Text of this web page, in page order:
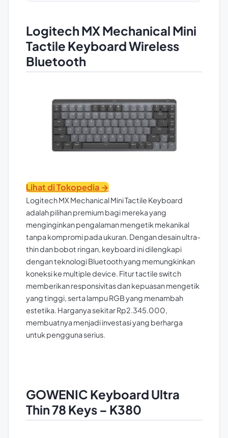
Logitech MX Mechanical Mini
Tactile Keyboard Wireless
Bluetooth
Lihat di Tokopedia →
Logitech MX Mechanical Mini Tactile Keyboard
adalah pilihan premium bagi mereka yang
menginginkan pengalaman mengetik mekanikal
tanpa kompromi pada ukuran. Dengan desain ultra-
thin dan bobot ringan, keyboard ini dilengkapi
dengan teknologi Bluetooth yang memungkinkan
koneksi ke multiple device. Fitur tactile switch
memberikan responsivitas dan kepuasan mengetik
yang tinggi, serta lampu RGB yang menambah
estetika. Harganya sekitar Rp2.345.000,
membuatnya menjadi investasi yang berharga
untuk pengguna serius.
GOWENIC Keyboard Ultra
Thin 78 Keys – K380